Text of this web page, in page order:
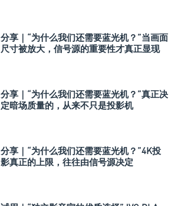
分享｜“为什么我们还需要蓝光机？”当画面
尺寸被放大，信号源的重要性才真正显现
分享｜“为什么我们还需要蓝光机？”真正决
定暗场质量的，从来不只是投影机
分享｜“为什么我们还需要蓝光机？”4K投
影真正的上限，往往由信号源决定